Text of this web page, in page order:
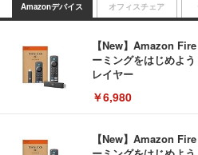
Amazonデバイス
【New】Amazon
ーミングをはじめよ
レイヤー
￥6,980
【New】Amazon
オフィスチェア